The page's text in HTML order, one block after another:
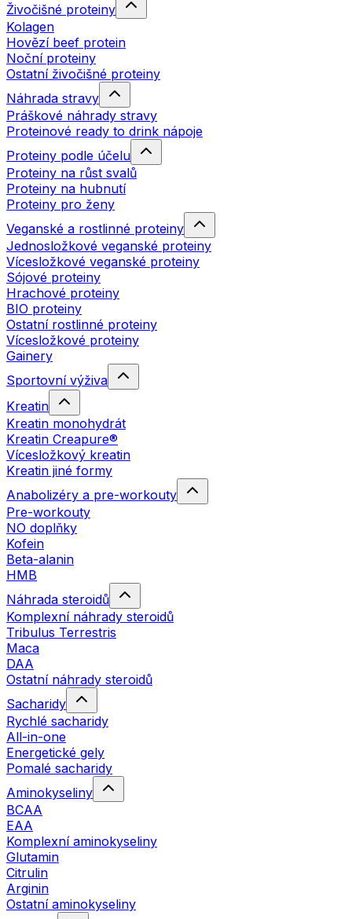
Živočišné proteiny
Kolagen
Hovězí beef protein
Noční proteiny
Ostatní živočišné proteiny
Náhrada stravy
Práškové náhrady stravy
Proteinové ready to drink nápoje
Proteiny podle účelu
Proteiny na růst svalů
Proteiny na hubnutí
Proteiny pro ženy
Veganské a rostlinné proteiny
Jednosložkové veganské proteiny
Vícesložkové veganské proteiny
Sójové proteiny
Hrachové proteiny
BIO proteiny
Ostatní rostlinné proteiny
Vícesložkové proteiny
Gainery
Sportovní výživa
Kreatin
Kreatin monohydrát
Kreatin Creapure®
Vícesložkový kreatin
Kreatin jiné formy
Anabolizéry a pre-workouty
Pre-workouty
NO doplňky
Kofein
Beta-alanin
HMB
Náhrada steroidů
Komplexní náhrady steroidů
Tribulus Terrestris
Maca
DAA
Ostatní náhrady steroidů
Sacharidy
Rychlé sacharidy
All-in-one
Energetické gely
Pomalé sacharidy
Aminokyseliny
BCAA
EAA
Komplexní aminokyseliny
Glutamin
Citrulin
Arginin
Ostatní aminokyseliny